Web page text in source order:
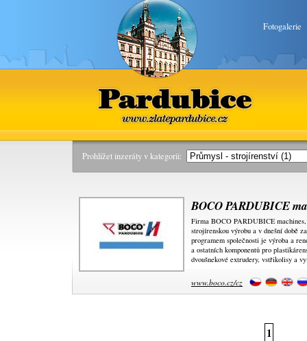
Fotogalerie
Pardubice
www.zlatepardubice.cz
Prohlížet inzeráty v kategorii:
BOCO PARDUBICE
Firma BOCO PARDUBICE
strojírenskou výrobu a v dnešní době
programem společnosti je výroba a
a ostatních komponentů pro
dvoušnekové extrudery, vstřikolisy a
www.boco.cz/cz
1